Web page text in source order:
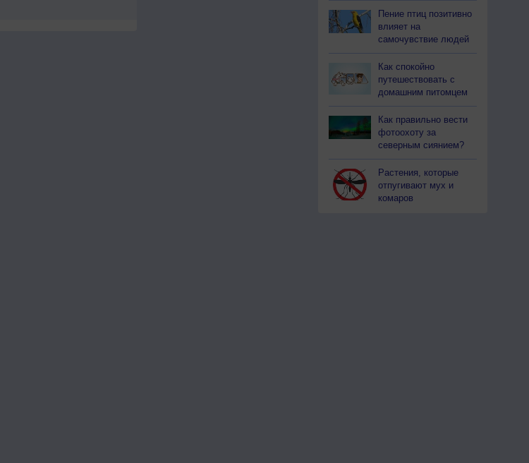
Пение птиц позитивно
влияет на
самочувствие людей
Как спокойно
путешествовать с
домашним питомцем
Как правильно вести
фотоохоту за
северным сиянием?
Растения, которые
отпугивают мух и
комаров